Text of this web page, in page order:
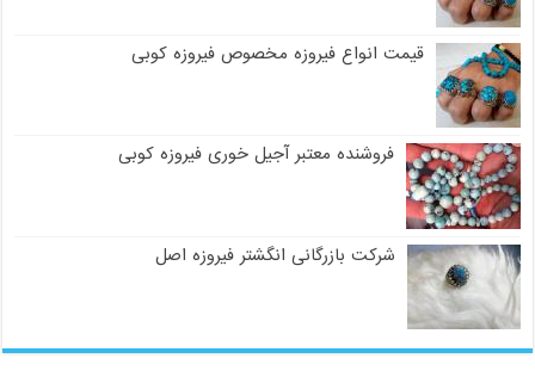
قیمت انواع فیروزه مخصوص فیروزه کوبی
فروشنده معتبر آجیل خوری فیروزه کوبی
شرکت بازرگانی انگشتر فیروزه اصل